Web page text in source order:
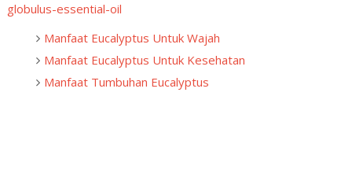
globulus-essential-oil
Manfaat Eucalyptus Untuk Wajah
Manfaat Eucalyptus Untuk Kesehatan
Manfaat Tumbuhan Eucalyptus